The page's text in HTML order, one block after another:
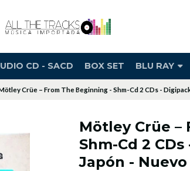
CD - SACD BOX SET BLU RAY
Crüe – From The Beginning - Shm-Cd 2 CDs -
Mötley Crüe –
Shm-Cd 2
Japón -